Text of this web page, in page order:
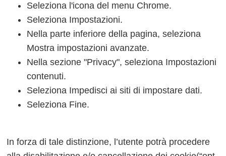
Seleziona l'icona del menu Chrome.
Seleziona Impostazioni.
Nella parte inferiore della pagina, seleziona
Mostra impostazioni avanzate.
Nella sezione "Privacy", seleziona Impostazioni
contenuti.
Seleziona Impedisci ai siti di impostare dati.
Seleziona Fine.
In forza di tale distinzione, l’utente potrà procedere